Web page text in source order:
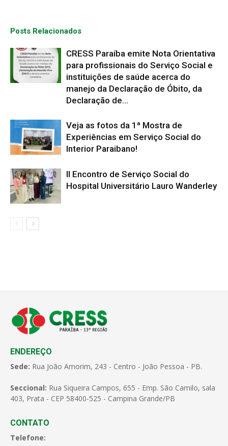
Posts Relacionados
CRESS Paraíba emite Nota Orientativa
para profissionais do Serviço Social e
instituições de saúde acerca do
manejo da Declaração de Óbito, da
Declaração de...
Veja as fotos da 1ª Mostra de
Experiências em Serviço Social do
Interior Paraibano!
II Encontro de Serviço Social do
Hospital Universitário Lauro Wanderley
ENDEREÇO
Sede: Rua João Amorim, 243 - Centro - João Pessoa - PB.
Seccional: Rua Siqueira Campos, 655 - Emp. São Camilo, sala
403, Prata - CEP 58400-525 - Campina Grande/PB
CONTATO
Telefone: